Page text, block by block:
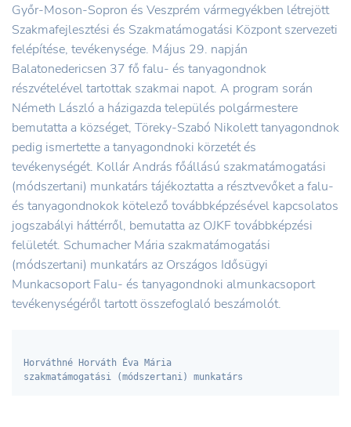
Győr-Moson-Sopron és Veszprém vármegyékben létrejött
Szakmafejlesztési és Szakmatámogatási Központ szervezeti
felépítése, tevékenysége. Május 29. napján
Balatonedericsen 37 fő falu- és tanyagondnok
részvételével tartottak szakmai napot. A program során
Németh László a házigazda település polgármestere
bemutatta a községet, Töreky-Szabó Nikolett tanyagondnok
pedig ismertette a tanyagondnoki körzetét és
tevékenységét. Kollár András főállású szakmatámogatási
(módszertani) munkatárs tájékoztatta a résztvevőket a falu-
és tanyagondnokok kötelező továbbképzésével kapcsolatos
jogszabályi háttérről, bemutatta az OJKF továbbképzési
felületét. Schumacher Mária szakmatámogatási
(módszertani) munkatárs az Országos Idősügyi
Munkacsoport Falu- és tanyagondnoki almunkacsoport
tevékenységéről tartott összefoglaló beszámolót.
Horváthné Horváth Éva Mária
szakmatámogatási (módszertani) munkatárs